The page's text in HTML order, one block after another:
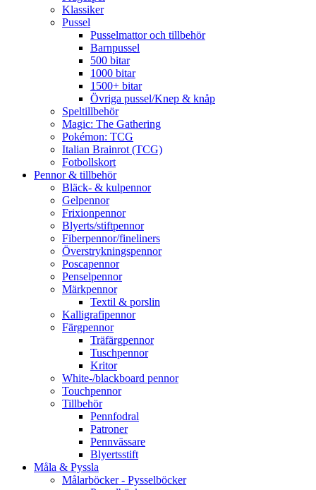
Klassiker
Pussel
Pusselmattor och tillbehör
Barnpussel
500 bitar
1000 bitar
1500+ bitar
Övriga pussel/Knep & knåp
Speltillbehör
Magic: The Gathering
Pokémon: TCG
Italian Brainrot (TCG)
Fotbollskort
Pennor & tillbehör
Bläck- & kulpennor
Gelpennor
Frixionpennor
Blyerts/stiftpennor
Fiberpennor/fineliners
Överstrykningspennor
Poscapennor
Penselpennor
Märkpennor
Textil & porslin
Kalligrafipennor
Färgpennor
Träfärgpennor
Tuschpennor
Kritor
White-/blackboard pennor
Touchpennor
Tillbehör
Pennfodral
Patroner
Pennvässare
Blyertsstift
Måla & Pyssla
Målarböcker - Pysselböcker